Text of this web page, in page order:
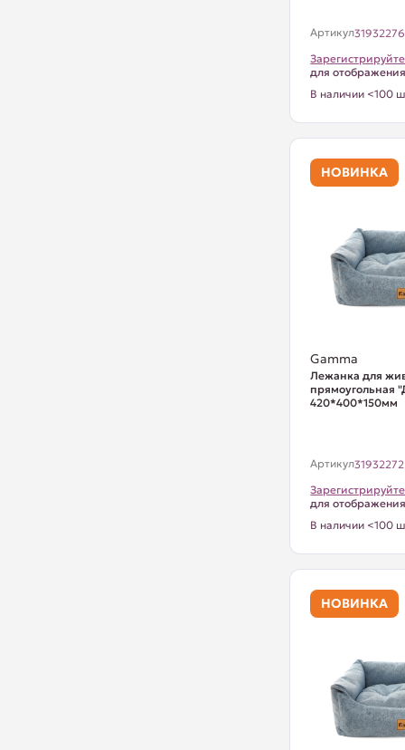
Артикул31932276
для
В наличии <100
НОВИНКА
Gamma
Лежанка для
прямоугольная
420*400*150мм
Артикул31932272
для
В наличии <100
НОВИНКА